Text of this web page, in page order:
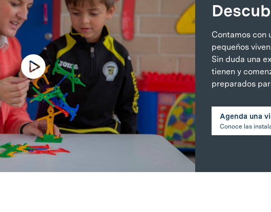
Contamos con
pequeños
Sin duda una
tienen y
preparados
Agenda una
Conoce las